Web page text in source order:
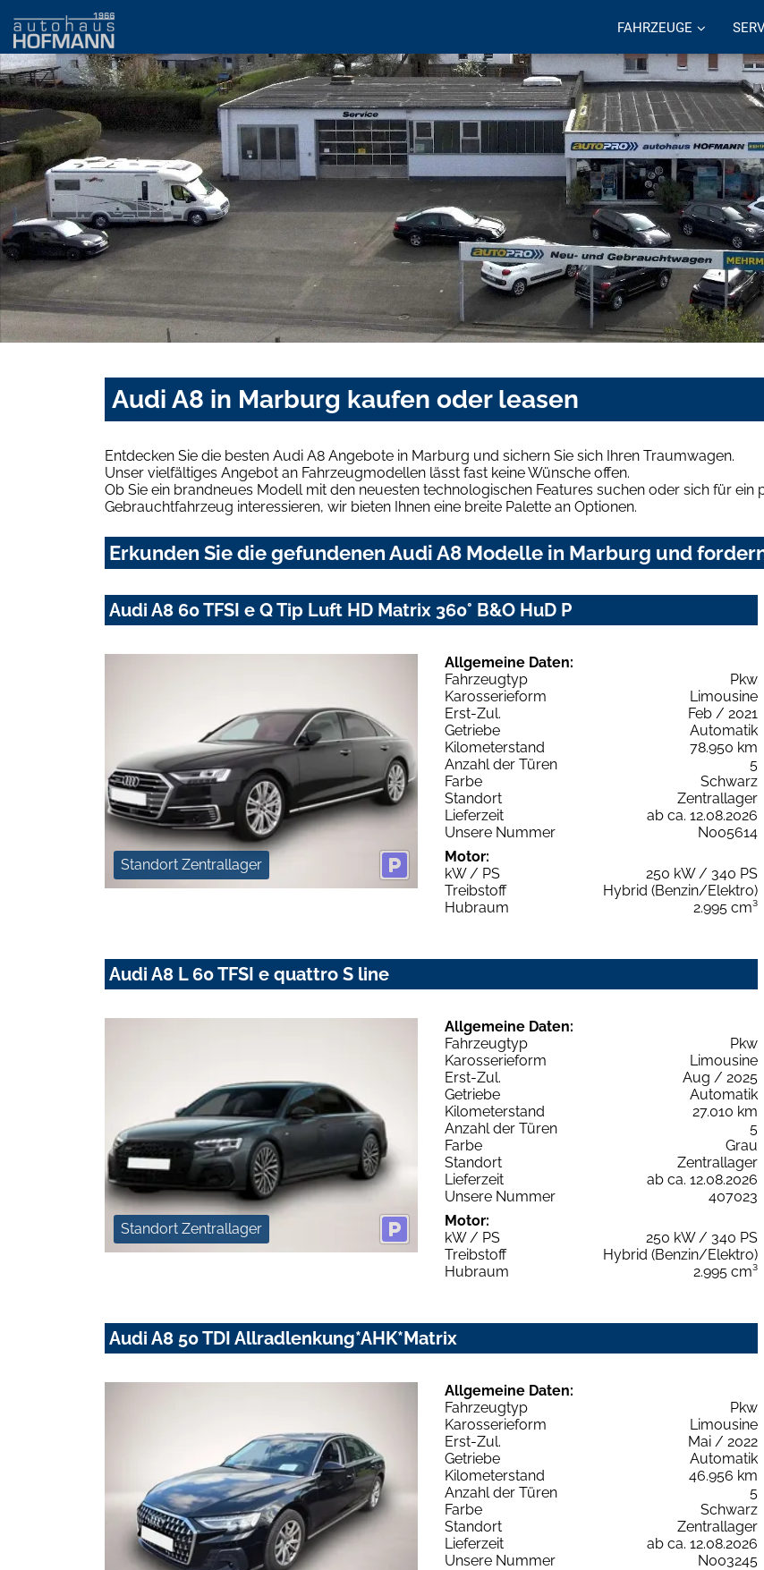
FAHRZEUGE
Audi A8 in Marburg kaufen oder leasen
Entdecken Sie die besten Audi A8 Angebote in Marburg und sichern Sie sich Ihren Traumwagen.
Unser vielfältiges Angebot an Fahrzeugmodellen lässt fast keine Wünsche offen.
Ob Sie ein brandneues Modell mit den neuesten technologischen Features suchen oder sich für
Gebrauchtfahrzeug interessieren, wir bieten Ihnen eine breite Palette an Optionen.
Erkunden Sie die gefundenen Audi A8 Modelle in Marburg und
Audi A8 60 TFSI e Q Tip Luft HD Matrix 360° B&O HuD P
Standort Zentrallager
Allgemeine Daten:
Fahrzeugtyp
Pkw
Karosserieform
Limousine
Erst-Zul.
Feb / 2021
Getriebe
Automatik
Kilometerstand
78.950 km
Anzahl der Türen
5
Farbe
Schwarz
Standort
Zentrallager
Lieferzeit
ab ca. 12.08.2026
Unsere Nummer
N005614
Motor:
kW / PS
250 kW / 340 PS
Treibstoff
Hybrid (Benzin/Elektro)
Hubraum
2.995 cm³
Audi A8 L 60 TFSI e quattro S line
Standort Zentrallager
Allgemeine Daten:
Fahrzeugtyp
Pkw
Karosserieform
Limousine
Erst-Zul.
Aug / 2025
Getriebe
Automatik
Kilometerstand
27.010 km
Anzahl der Türen
5
Farbe
Grau
Standort
Zentrallager
Lieferzeit
ab ca. 12.08.2026
Unsere Nummer
407023
Motor:
kW / PS
250 kW / 340 PS
Treibstoff
Hybrid (Benzin/Elektro)
Hubraum
2.995 cm³
Audi A8 50 TDI Allradlenkung*AHK*Matrix
Allgemeine Daten:
Fahrzeugtyp
Pkw
Karosserieform
Limousine
Erst-Zul.
Mai / 2022
Getriebe
Automatik
Kilometerstand
46.956 km
Anzahl der Türen
5
Farbe
Schwarz
Standort
Zentrallager
Lieferzeit
ab ca. 12.08.2026
Unsere Nummer
N003245